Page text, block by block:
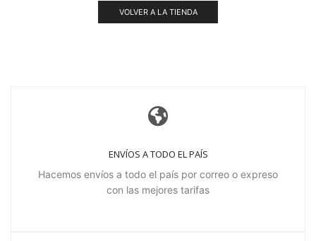
VOLVER A LA TIENDA
ENVÍOS A TODO EL PAÍS
Hacemos envíos a todo el país por correo o expreso
con las mejores tarifas